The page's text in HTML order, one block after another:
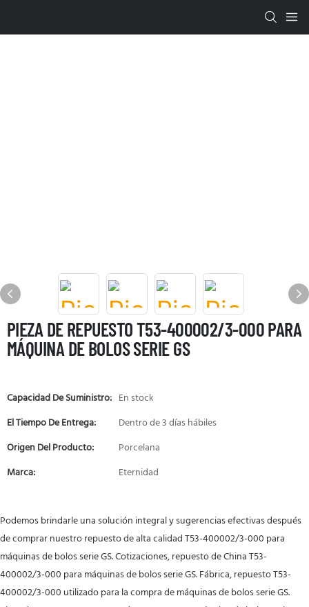
PIEZA DE REPUESTO T53-400002/3-000 PARA
MÁQUINA DE BOLOS SERIE GS
Capacidad De Suministro: En stock
El Tiempo De Entrega:
Dentro de 3 días hábiles
Origen Del Producto:
Porcelana
Marca:
Eternidad
Podemos brindarle una solución integral y sugerencias efectivas después
de comprar nuestro repuesto de alta calidad T53-400002/3-000 para
máquinas de bolos serie GS. Cotizaciones, repuesto de China T53-
400002/3-000 para máquinas de bolos serie GS. Fábrica, repuesto T53-
400002/3-000 utilizado para la compra de máquinas de bolos serie GS.